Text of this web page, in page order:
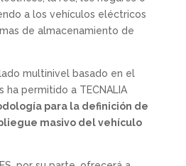
a los vehículos eléctricos
de almacenamiento de
multinivel basado en el
ha permitido a TECNALIA
para la definición de
masivo del vehículo